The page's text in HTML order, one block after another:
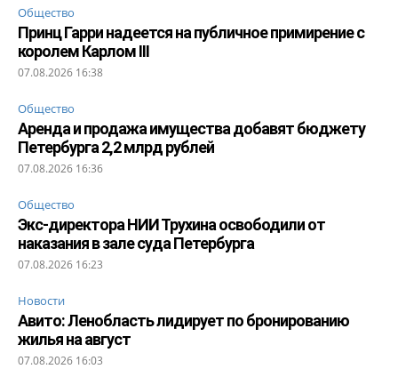
Общество
Принц Гарри надеется на публичное примирение с
королем Карлом III
07.08.2026 16:38
Общество
Аренда и продажа имущества добавят бюджету
Петербурга 2,2 млрд рублей
07.08.2026 16:36
Общество
Экс-директора НИИ Трухина освободили от
наказания в зале суда Петербурга
07.08.2026 16:23
Новости
Авито: Ленобласть лидирует по бронированию
жилья на август
07.08.2026 16:03